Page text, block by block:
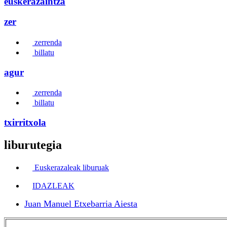
zer
zerrenda
billatu
agur
zerrenda
billatu
txirritxola
liburutegia
Euskerazaleak liburuak
IDAZLEAK
Juan Manuel Etxebarria Aiesta